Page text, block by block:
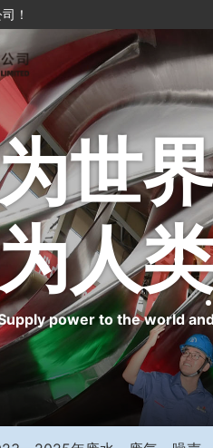
！
世
人
power to the world